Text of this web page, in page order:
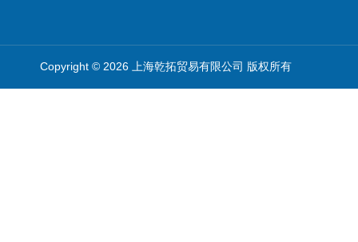
Copyright © 2026 上海乾拓贸易有限公司 版权所有